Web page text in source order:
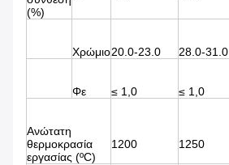
(%)
Χρώμιο20.0-23.0 28.0-31.0
Φε ≤ 1,0 ≤ 1,0
Ανώτατη
θερμοκρασία
εργασίας (ºC)
1200 1250